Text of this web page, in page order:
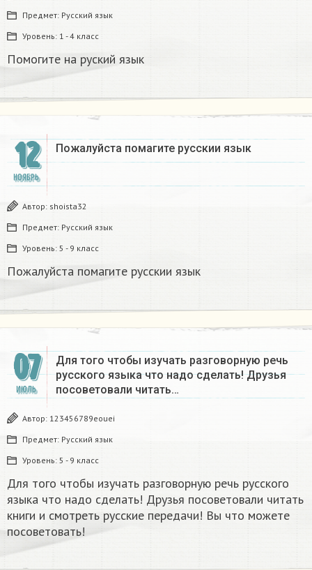
Предмет: Русский язык
Уровень: 1 - 4 класс
Помогите на руский язык
12
НОЯБРЬ
Пожалуйста помагите русскии язык
Автор: shoista32
Предмет: Русский язык
Уровень: 5 - 9 класс
Пожалуйста помагите русскии язык
07
ИЮЛЬ
Для того чтобы изучать разговорную речь
русского языка что надо сделать! Друзья
посоветовали читать…
Автор: 123456789eouei
Предмет: Русский язык
Уровень: 5 - 9 класс
Для того чтобы изучать разговорную речь русского
языка что надо сделать! Друзья посоветовали читать
книги и смотреть русские передачи! Вы что можете
посоветовать!